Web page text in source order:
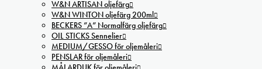
W&N ARTISAN oljefärg
W&N WINTON oljefärg 200ml
BECKERS ”A” Normalfärg oljefärg
OIL STICKS Sennelier
MEDIUM/GESSO för oljemåleri
PENSLAR för oljemåleri